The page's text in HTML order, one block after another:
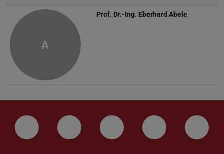
A
Prof. Dr.-Ing. Eberhard Abele
LinkedIn-Seite der TU Darmstadt
Instagram-Kanal der TU
Bluesky-Kanal der TU
Facebook-